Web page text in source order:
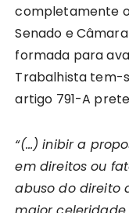
completamente
Senado e
formada para
Trabalhista tem-
artigo 791-A
“(…) inibir a
em direitos ou
abuso do direito